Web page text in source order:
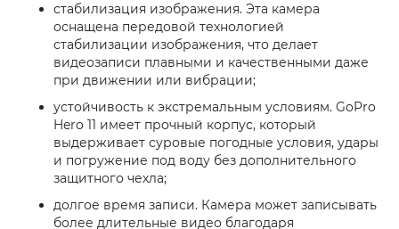
стабилизация изображения. Эта камера
оснащена передовой технологией
стабилизации изображения, что делает
видеозаписи плавными и качественными даже
при движении или вибрации;
устойчивость к экстремальным условиям. GoPro
Hero 11 имеет прочный корпус, который
выдерживает суровые погодные условия, удары
и погружение под воду без дополнительного
защитного чехла;
долгое время записи. Камера может записывать
более длительные видео благодаря